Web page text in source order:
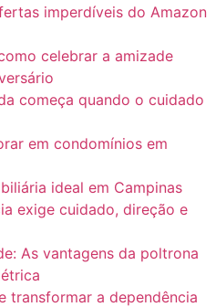
imperdíveis do Amazon
celebrar a amizade
começa quando o cuidado
em condomínios em
ideal em Campinas
exige cuidado, direção e
As vantagens da poltrona
transformar a dependência